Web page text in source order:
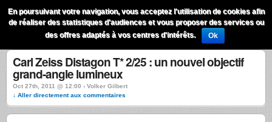
QuestionsPhoto Menu
Carl Zeiss Distagon T* 2/25 : un nouvel objectif
grand-angle lumineux
Oct 27th, 2011 @ 12:00 › Volker Gilbert
↓ Aller directement aux commentaires
En poursuivant votre navigation, vous acceptez l'utilisation de cookies afin
de réaliser des statistiques d'audiences et vous proposer des services ou
des offres adaptés à vos centres d'intérêts.
Ok